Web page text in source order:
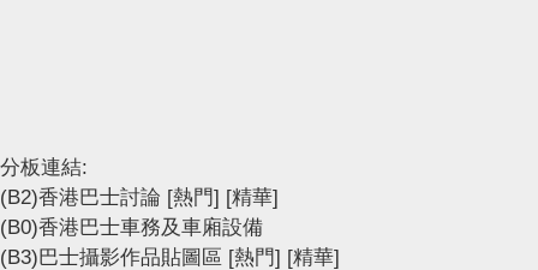
分板連結:
(B2)香港巴士討論 [熱門] [精華]
(B0)香港巴士車務及車廂設備
(B3)巴士攝影作品貼圖區 [熱門] [精華]